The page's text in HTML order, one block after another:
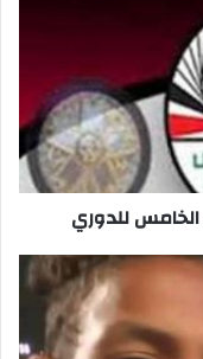
الخامس للدوري